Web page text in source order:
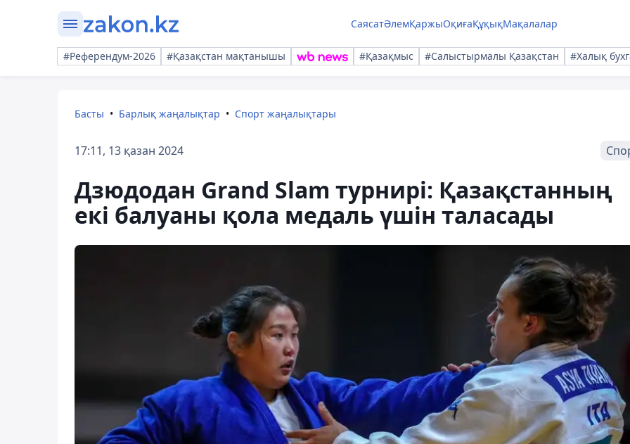
СаясатӘлемҚаржыОқиғаҚұқықМақалалар
#Референдум-2026 #Қазақстан мақтанышы #Қазақмыс #Салыстырмалы Қазақстан #Халық
Басты Барлық жаңалықтар Спорт жаңалықтары
17:11, 13 қазан 2024
Дзюдодан Grand Slam турнирі: Қазақстанның
екі балуаны қола медаль үшін таласады